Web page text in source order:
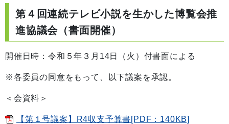
第４回連続テレビ小説を生かした博覧会推
進協議会（書面開催）
開催日時：令和５年３月14日（火）付書面による
※各委員の同意をもって、以下議案を承認。
＜会資料＞
【第１号議案】R4収支予算書[PDF：140KB]